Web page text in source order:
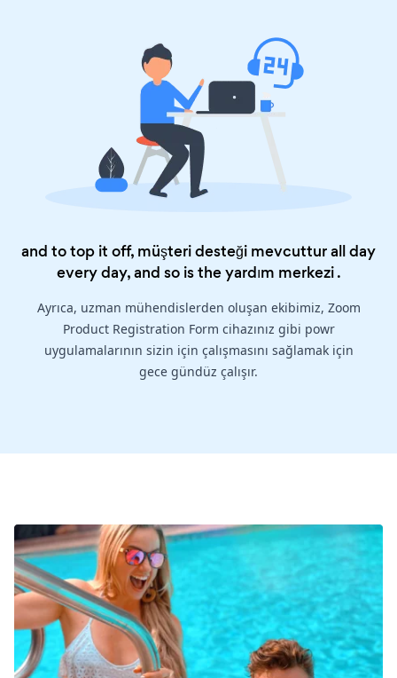
and to top it off, müşteri desteği mevcuttur all day
every day, and so is theyardım merkezi.
Ayrıca, uzman mühendislerden oluşan ekibimiz, Zoom
Product Registration Form cihazınız gibi powr
uygulamalarının sizin için çalışmasını sağlamak için
gece gündüz çalışır.